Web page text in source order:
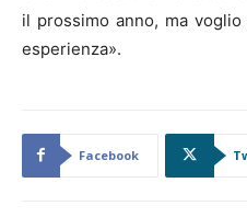
il prossimo anno, ma
esperienza».
Facebook